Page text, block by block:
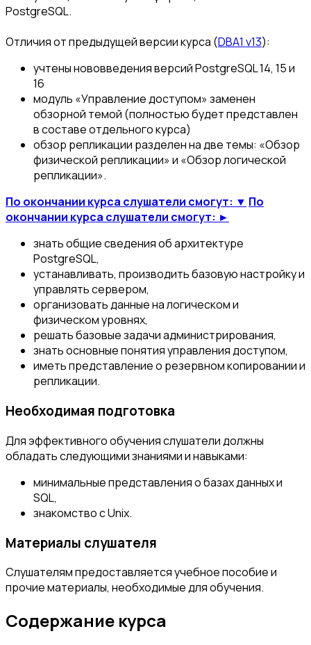
PostgreSQL.
Отличия от предыдущей версии курса (DBA1 v13):
учтены нововведения версий PostgreSQL 14, 15 и
16
модуль «Управление доступом» заменен
обзорной темой (полностью будет представлен
в составе отдельного курса)
обзор репликации разделен на две темы: «Обзор
физической репликации» и «Обзор логической
репликации».
По окончании курса слушатели смогут: ▼ По
окончании курса слушатели смогут: ►
знать общие сведения об архитектуре
PostgreSQL,
устанавливать, производить базовую настройку и
управлять сервером,
организовать данные на логическом и
физическом уровнях,
решать базовые задачи администрирования,
знать основные понятия управления доступом,
иметь представление о резервном копировании и
репликации.
Необходимая подготовка
Для эффективного обучения слушатели должны
обладать следующими знаниями и навыками:
минимальные представления о базах данных и
SQL,
знакомство с Unix.
Материалы слушателя
Слушателям предоставляется учебное пособие и
прочие материалы, необходимые для обучения.
Содержание курса